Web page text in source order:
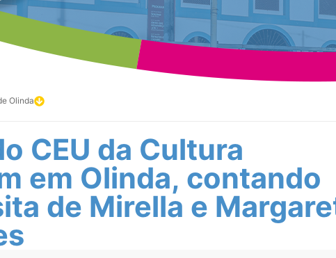
Olinda
CEU da Cultura
em Olinda, contando
de Mirella e